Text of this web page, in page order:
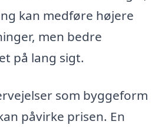
kan medføre højere
men bedre
på lang sigt.
som byggeform
påvirke prisen. En